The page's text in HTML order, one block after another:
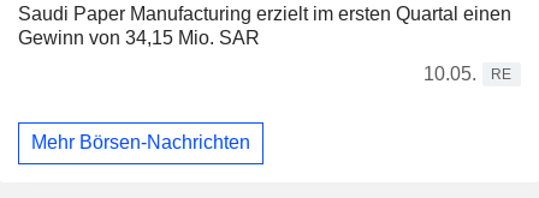
Saudi Paper Manufacturing erzielt im ersten Quartal einen
Gewinn von 34,15 Mio. SAR
10.05.
RE
Mehr Börsen-Nachrichten